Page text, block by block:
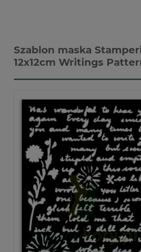
Szablon maska
12x12cm Writings